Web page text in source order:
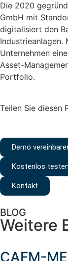
Die 2020
GmbH mit
digitalisiert den
Industrieanlagen.
Unternehmen
Asset-
Portfolio.
Teilen Sie diesen
Demo
Kostenlos testen
Kontakt
BLOG
Weitere
CAFM-